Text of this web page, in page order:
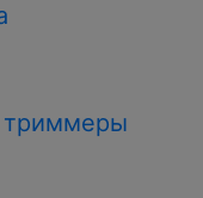
триммеры